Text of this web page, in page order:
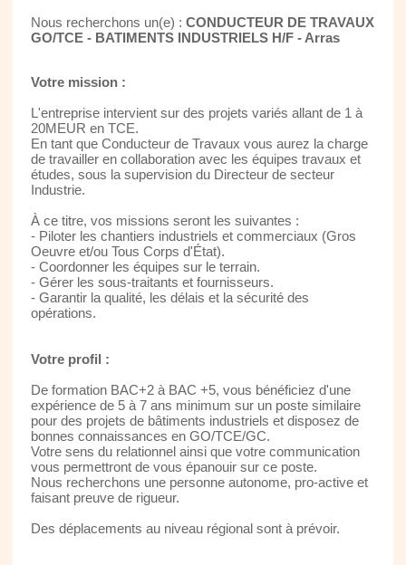
Nous recherchons un(e) : CONDUCTEUR DE TRAVAUX
GO/TCE - BATIMENTS INDUSTRIELS H/F - Arras
Votre mission :
L'entreprise intervient sur des projets variés allant de 1 à
20MEUR en TCE.
En tant que Conducteur de Travaux vous aurez la charge
de travailler en collaboration avec les équipes travaux et
études, sous la supervision du Directeur de secteur
Industrie.
À ce titre, vos missions seront les suivantes :
- Piloter les chantiers industriels et commerciaux (Gros
Oeuvre et/ou Tous Corps d'État).
- Coordonner les équipes sur le terrain.
- Gérer les sous-traitants et fournisseurs.
- Garantir la qualité, les délais et la sécurité des
opérations.
Votre profil :
De formation BAC+2 à BAC +5, vous bénéficiez d'une
expérience de 5 à 7 ans minimum sur un poste similaire
pour des projets de bâtiments industriels et disposez de
bonnes connaissances en GO/TCE/GC.
Votre sens du relationnel ainsi que votre communication
vous permettront de vous épanouir sur ce poste.
Nous recherchons une personne autonome, pro-active et
faisant preuve de rigueur.
Des déplacements au niveau régional sont à prévoir.